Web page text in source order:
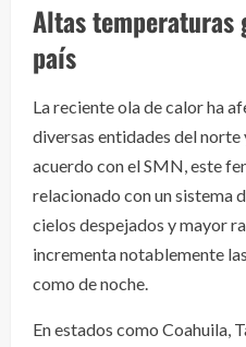
Altas temperaturas
país
La reciente ola de calor ha
diversas entidades del
acuerdo con el SMN, este
relacionado con un sistema
cielos despejados y mayor
incrementa notablemente
como de noche.
En estados como Coahuila,